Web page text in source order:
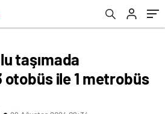
taşımada
otobüs ile 1 metrobüs